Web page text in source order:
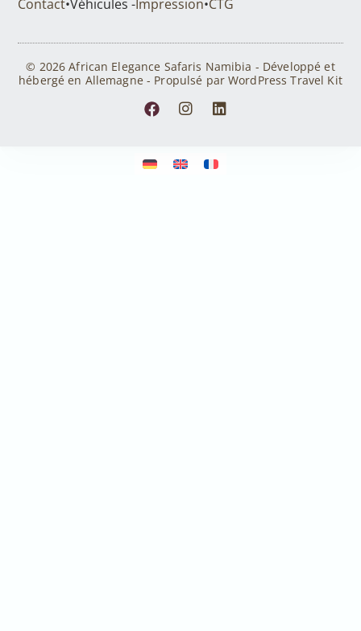
Contact•Véhicules -Impression•CTG
© 2026 African Elegance Safaris Namibia - Développé et
hébergé en Allemagne - Propulsé par WordPress Travel Kit